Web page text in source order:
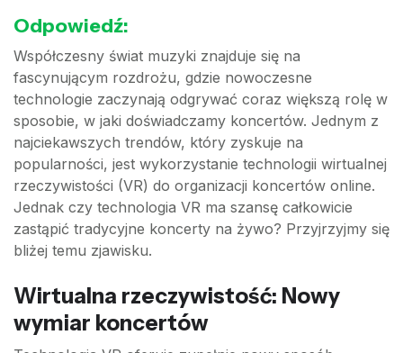
Odpowiedź:
Współczesny świat muzyki znajduje się na
fascynującym rozdrożu, gdzie nowoczesne
technologie zaczynają odgrywać coraz większą rolę w
sposobie, w jaki doświadczamy koncertów. Jednym z
najciekawszych trendów, który zyskuje na
popularności, jest wykorzystanie technologii wirtualnej
rzeczywistości (VR) do organizacji koncertów online.
Jednak czy technologia VR ma szansę całkowicie
zastąpić tradycyjne koncerty na żywo? Przyjrzyjmy się
bliżej temu zjawisku.
Wirtualna rzeczywistość: Nowy
wymiar koncertów